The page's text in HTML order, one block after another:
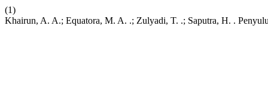
(1)
Khairun, A. A.; Equatora, M. A. .; Zulyadi, T. .; Saputra, H. .